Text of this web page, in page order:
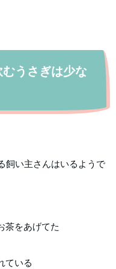
うさぎは少な
飼い主さんはいるようで
茶をあげてた
ている